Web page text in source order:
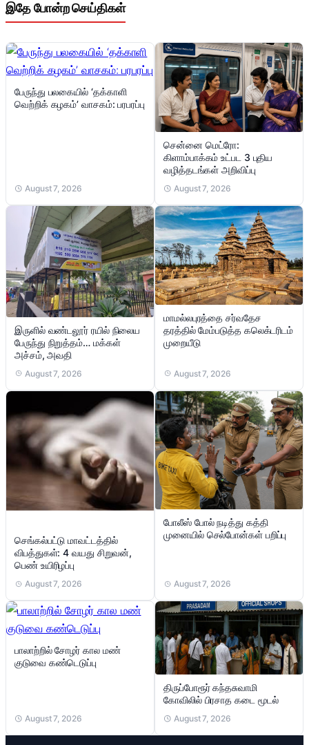
இதே போன்ற செய்திகள்
பேருந்து பலகையில் ‘தக்காளி
வெற்றிக் கழகம்’ வாசகம்: பரபரப்பு
August 7, 2026
சென்னை மெட்ரோ:
கிளாம்பாக்கம் உட்பட 3 புதிய
வழித்தடங்கள் அறிவிப்பு
August 7, 2026
இருளில் வண்டலூர் ரயில் நிலைய
பேருந்து நிறுத்தம்… மக்கள்
அச்சம், அவதி
August 7, 2026
மாமல்லபுரத்தை சர்வதேச
தரத்தில் மேம்படுத்த கலெக்டரிடம்
முறையீடு
August 7, 2026
செங்கல்பட்டு மாவட்டத்தில்
விபத்துகள்: 4 வயது சிறுவன்,
பெண் உயிரிழப்பு
August 7, 2026
போலீஸ் போல் நடித்து கத்தி
முனையில் செல்போன்கள் பறிப்பு
August 7, 2026
பாலாற்றில் சோழர் கால மண்
குடுவை கண்டெடுப்பு
August 7, 2026
திருப்போரூர் கந்தசுவாமி
கோவிலில் பிரசாத கடை மூடல்
August 7, 2026